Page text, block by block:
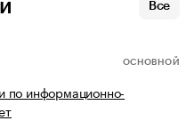
Все
ОСНОВНОЙ
по информационно-